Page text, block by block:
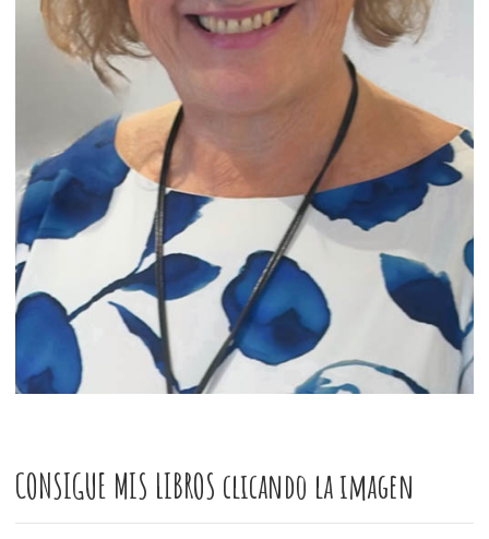
CONSIGUE MIS LIBROS clicando la imagen